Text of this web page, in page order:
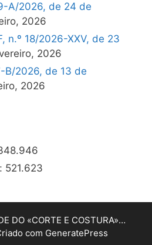
A/2026, de 24 de
2026
n.º 18/2026-XXV, de 23
2026
B/2026, de 13 de
2026
521.623
DO «CORTE E COSTURA»…
com GeneratePress